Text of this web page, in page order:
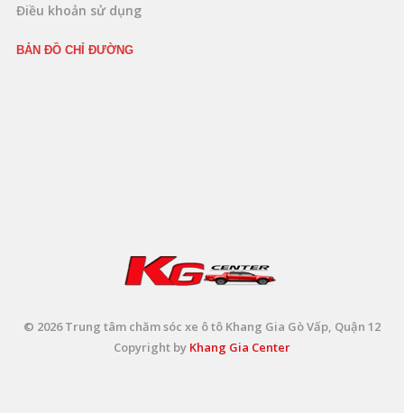
Điều khoản sử dụng
BẢN ĐỒ CHỈ ĐƯỜNG
© 2026 Trung tâm chăm sóc xe ô tô Khang Gia Gò Vấp, Quận 12
Copyright by Khang Gia Center